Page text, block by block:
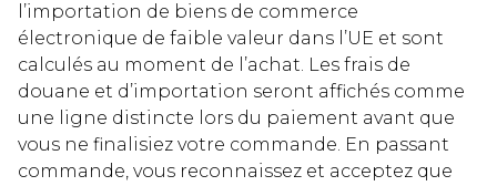
l’importation de biens de commerce
électronique de faible valeur dans l’UE et sont
calculés au moment de l’achat. Les frais de
douane et d’importation seront affichés comme
une ligne distincte lors du paiement avant que
vous ne finalisiez votre commande. En passant
commande, vous reconnaissez et acceptez que